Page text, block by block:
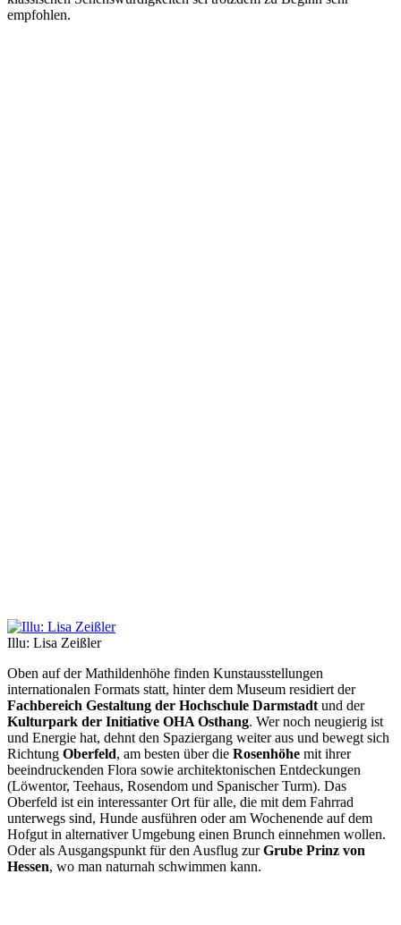
empfohlen.
Illu: Lisa Zeißler
Oben auf der Mathildenhöhe finden Kunstausstellungen
internationalen Formats statt, hinter dem Museum residiert der
Fachbereich Gestaltung der Hochschule Darmstadt und der
Kulturpark der Initiative OHA Osthang. Wer noch neugierig ist
und Energie hat, dehnt den Spaziergang weiter aus und bewegt sich
Richtung Oberfeld, am besten über die Rosenhöhe mit ihrer
beeindruckenden Flora sowie architektonischen Entdeckungen
(Löwentor, Teehaus, Rosendom und Spanischer Turm). Das
Oberfeld ist ein interessanter Ort für alle, die mit dem Fahrrad
unterwegs sind, Hunde ausführen oder am Wochenende auf dem
Hofgut in alternativer Umgebung einen Brunch einnehmen wollen.
Oder als Ausgangspunkt für den Ausflug zurGrube Prinz von
Hessen, wo man naturnah schwimmen kann.